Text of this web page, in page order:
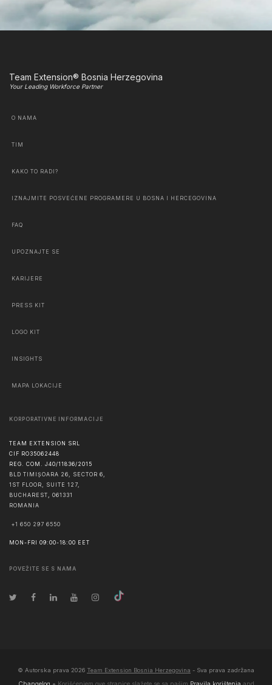
Team Extension® Bosnia Herzegovina
Your Leading Workforce Partner
O NAMA
TIM
KAKO TO RADI?
IZNAJMITE POSVEĆENE PROGRAMERE U BOSNA I HERCEGOVINA
FAQ
UPOZNAJTE SE
KARIJERE
PRESS KIT
LOGO KIT
INSIGHTS
MAPA LOKACIJE
KORPORATIVNE INFORMACIJE
TEAM EXTENSION SRL
CIF RO35062448
REG. COM. J40/11836/2015
BLD TIMIȘOARA 26, SECTOR 6,
1ST FLOOR, SUITE 127,
BUCHAREST
061331
ROMANIA
+1 650 297 6550
MON-FRI 09:00-18:00 EET
POVEŽITE SE S NAMA
© Autorska prava 2026 Team Extension Bosnia Herzegovina - Sva prava zadržana